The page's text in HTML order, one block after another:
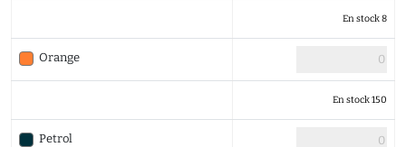
En stock 8
Orange
En stock 150
Petrol